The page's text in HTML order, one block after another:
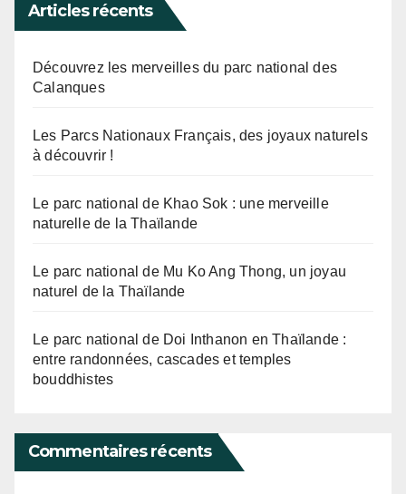
Articles récents
Découvrez les merveilles du parc national des
Calanques
Les Parcs Nationaux Français, des joyaux naturels
à découvrir !
Le parc national de Khao Sok : une merveille
naturelle de la Thaïlande
Le parc national de Mu Ko Ang Thong, un joyau
naturel de la Thaïlande
Le parc national de Doi Inthanon en Thaïlande :
entre randonnées, cascades et temples
bouddhistes
Commentaires récents